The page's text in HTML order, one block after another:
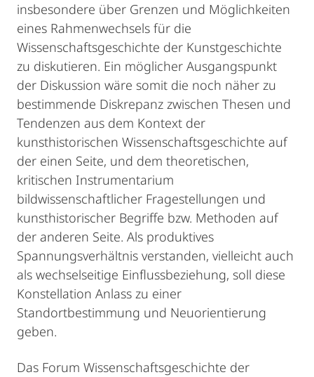
insbesondere über Grenzen und Möglichkeiten
eines Rahmenwechsels für die
Wissenschaftsgeschichte der Kunstgeschichte
zu diskutieren. Ein möglicher Ausgangspunkt
der Diskussion wäre somit die noch näher zu
bestimmende Diskrepanz zwischen Thesen und
Tendenzen aus dem Kontext der
kunsthistorischen Wissenschaftsgeschichte auf
der einen Seite, und dem theoretischen,
kritischen Instrumentarium
bildwissenschaftlicher Fragestellungen und
kunsthistorischer Begriffe bzw. Methoden auf
der anderen Seite. Als produktives
Spannungsverhältnis verstanden, vielleicht auch
als wechselseitige Einflussbeziehung, soll diese
Konstellation Anlass zu einer
Standortbestimmung und Neuorientierung
geben.
Das Forum Wissenschaftsgeschichte der